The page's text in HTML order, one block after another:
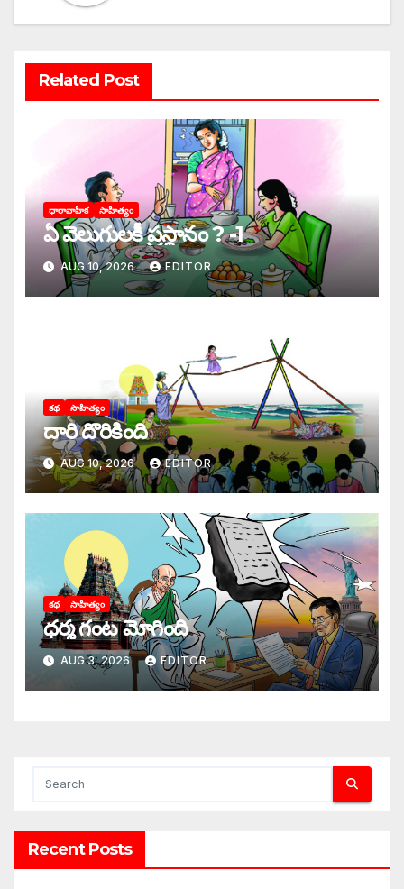
Related Post
ధారావాహిక సాహిత్యం
ఏ వెలుగులకీ ప్రస్థానం ? -1
AUG 10, 2026 EDITOR
కథ సాహిత్యం
దారి దొరికింది
AUG 10, 2026 EDITOR
కథ సాహిత్యం
ధర్మ గంట మోగింది
AUG 3, 2026 EDITOR
Recent Posts